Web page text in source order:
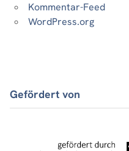
Kommentar-Feed
WordPress.org
Gefördert von